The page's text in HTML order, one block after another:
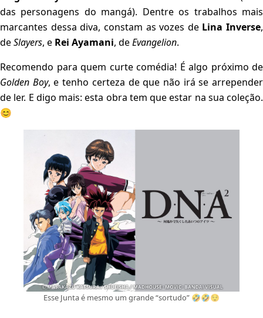
das personagens do mangá). Dentre os trabalhos mais
marcantes dessa diva, constam as vozes de Lina Inverse,
deSlayers, e Rei Ayamani, deEvangelion.
Recomendo para quem curte comédia! É algo próximo de
Golden Boy, e tenho certeza de que não irá se arrepender
de ler. E digo mais: esta obra tem que estar na sua coleção.
😊
Esse Junta é mesmo um grande “sortudo” 🤣🤣😌